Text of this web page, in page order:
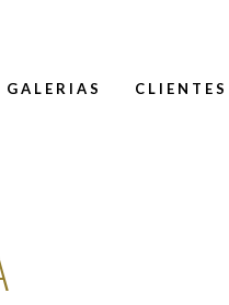
GALERIAS CLIENTES